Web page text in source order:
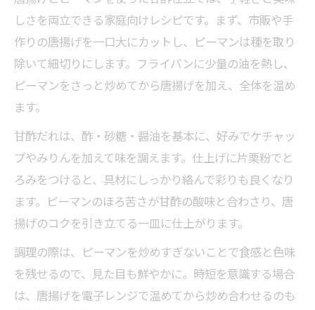
しさを両立できる家庭向けレシピです。まず、市販や手
作りの唐揚げを一口大にカットし、ピーマンは種を取り
除いて細切りにします。フライパンに少量の油を熱し、
ピーマンをさっと炒めてから唐揚げを加え、全体を温め
ます。
甘酢だれは、酢・砂糖・醤油を基本に、好みでケチャッ
プやみりんを加えて味を調えます。仕上げに片栗粉でと
ろみをつけると、具材にしっかり絡んで彩りも良くなり
ます。ピーマンのほろ苦さが甘酢の酸味と合わさり、唐
揚げのコクを引き立てる一皿に仕上がります。
調理の際は、ピーマンを炒めすぎないことで食感と色味
を残せるので、見た目も鮮やかに。時短を意識する場合
は、唐揚げを電子レンジで温めてから炒め合わせるのも